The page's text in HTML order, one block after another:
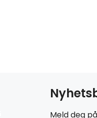
Meld deg